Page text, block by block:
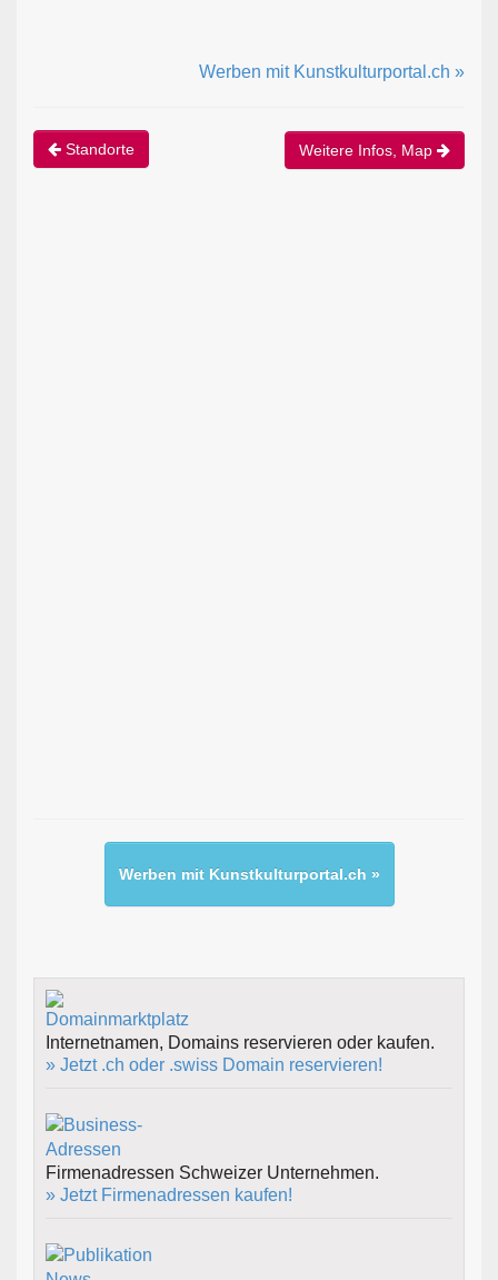
Werben mit Kunstkulturportal.ch »
Standorte Weitere Infos, Map
Werben mit Kunstkulturportal.ch »
Internetnamen, Domains reservieren oder kaufen.
» Jetzt .ch oder .swiss Domain reservieren!
Firmenadressen Schweizer Unternehmen.
» Jetzt Firmenadressen kaufen!